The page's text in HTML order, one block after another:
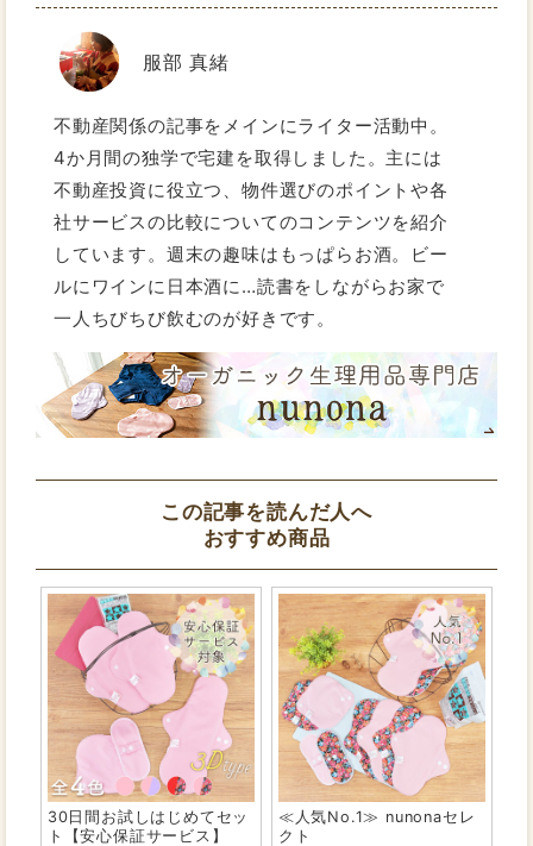
服部 真緒
不動産関係の記事をメインにライター活動中。
4か月間の独学で宅建を取得しました。主には
不動産投資に役立つ、物件選びのポイントや各
社サービスの比較についてのコンテンツを紹介
しています。週末の趣味はもっぱらお酒。ビー
ルにワインに日本酒に…読書をしながらお家で
一人ちびちび飲むのが好きです。
この記事を読んだ人へ
おすすめ商品
30日間お試しはじめてセッ
ト【安心保証サービス】
≪人気No.1≫ nunonaセレ
クト